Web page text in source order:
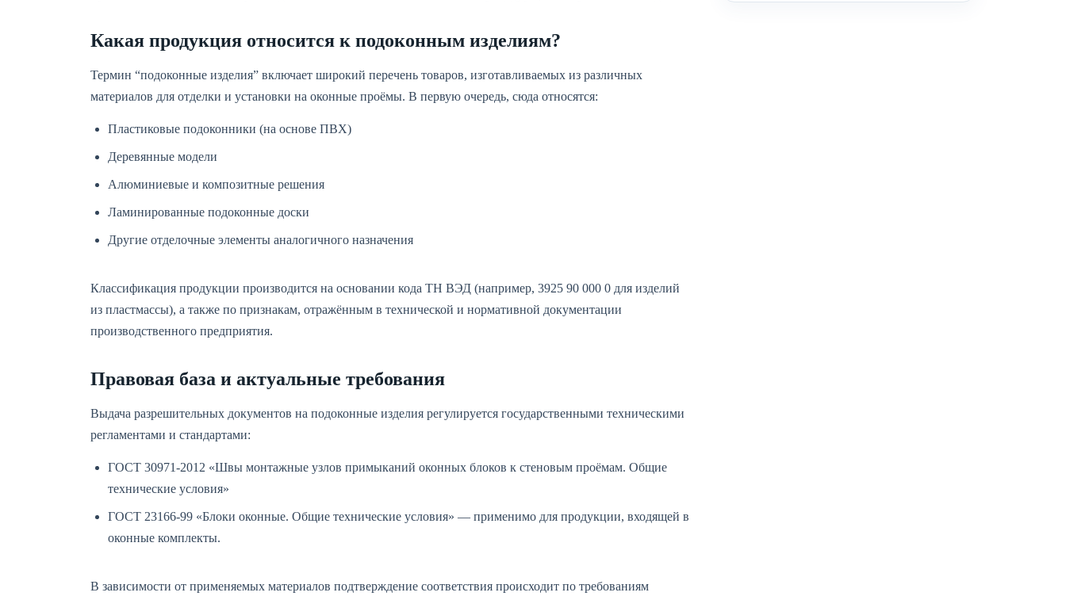
Какая продукция относится к подоконным изделиям?
Термин “подоконные изделия” включает широкий перечень товаров, изготавливаемых из различных
материалов для отделки и установки на оконные проёмы. В первую очередь, сюда относятся:
Пластиковые подоконники (на основе ПВХ)
Деревянные модели
Алюминиевые и композитные решения
Ламинированные подоконные доски
Другие отделочные элементы аналогичного назначения
Классификация продукции производится на основании кода ТН ВЭД (например, 3925 90 000 0 для изделий
из пластмассы), а также по признакам, отражённым в технической и нормативной документации
производственного предприятия.
Правовая база и актуальные требования
Выдача разрешительных документов на подоконные изделия регулируется государственными техническими
регламентами и стандартами:
ГОСТ 30971-2012 «Швы монтажные узлов примыканий оконных блоков к стеновым проёмам. Общие
технические условия»
ГОСТ 23166-99 «Блоки оконные. Общие технические условия» — применимо для продукции, входящей в
оконные комплекты.
В зависимости от применяемых материалов подтверждение соответствия происходит по требованиям